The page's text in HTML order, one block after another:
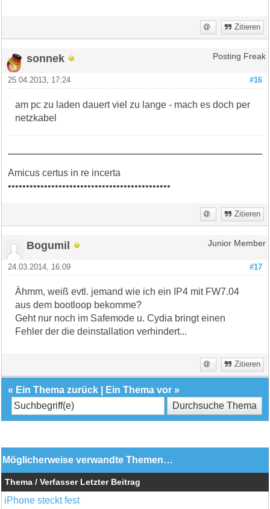
Zitieren
sonnek Posting Freak
#16
25.04.2013, 17:24
am pc zu laden dauert viel zu lange - mach es doch per
netzkabel
Amicus certus in re incerta
•••••••••••••••••••••••••••••••••••••••••••••
Zitieren
Bogumil Junior Member
#17
24.03.2014, 16:09
Ähmm, weiß evtl. jemand wie ich ein IP4 mit FW7.04
aus dem bootloop bekomme?
Geht nur noch im Safemode u. Cydia bringt einen
Fehler der die deinstallation verhindert...
Zitieren
« Ein Thema zurück Ein Thema vor »
Möglicherweise verwandte Themen…
Thema / Verfasser Letzter Beitrag
iPhone steckt fest